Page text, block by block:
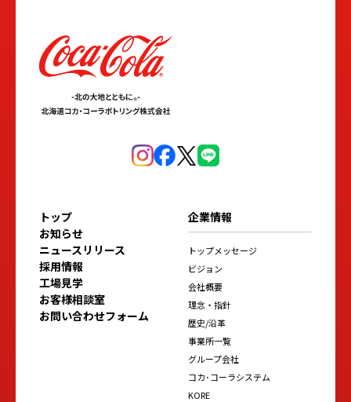
トップ
お知らせ
ニュースリリース
採用情報
工場見学
お客様相談室
お問い合わせフォーム
企業情報
トップメッセージ
ビジョン
会社概要
理念・指針
歴史/沿革
事業所一覧
グループ会社
コカ･コーラシステム
KORE